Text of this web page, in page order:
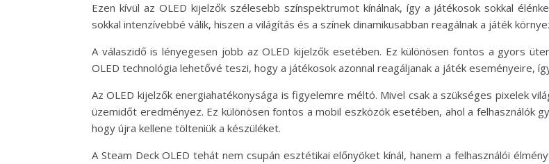
Ezen kívül az OLED kijelzők szélesebb színspektrumot kínálnak, így a játékosok sokkal
sokkal intenzívebbé válik, hiszen a világítás és a színek dinamikusabban reagálnak a játék
A válaszidő is lényegesen jobb az OLED kijelzők esetében. Ez különösen fontos a gyors
OLED technológia lehetővé teszi, hogy a játékosok azonnal reagáljanak a játék eseményeire,
Az OLED kijelzők energiahatékonysága is figyelemre méltó. Mivel csak a szükséges pixelek
üzemidőt eredményez. Ez különösen fontos a mobil eszközök esetében, ahol a felhasználók
hogy újra kellene tölteniük a készüléket.
A Steam Deck OLED tehát nem csupán esztétikai előnyöket kínál, hanem a felhasználói